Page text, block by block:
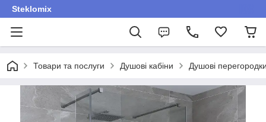
Steklomix
Товари та послуги Душові кабіни Душові